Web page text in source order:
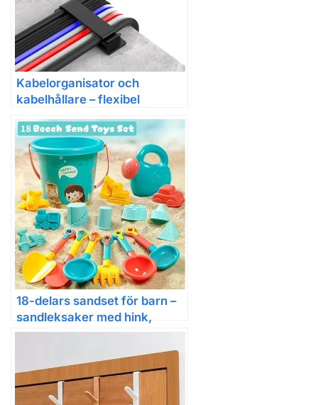
Kabelorganisator och
kabelhållare – flexibel
kabelhållare och kabelvinda i
plast för mus, tangentbord
och hörlurar
18-delars sandset för barn –
sandleksaker med hink,
vattenkanna och formar